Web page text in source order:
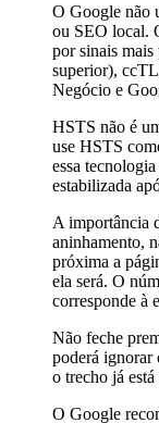
O Google não
ou SEO local.
por sinais
superior),
Negócio e
HSTS não é
use HSTS
essa
estabilizada
A importância
aninhamento,
próxima a
ela será. O
corresponde à
Não feche
poderá ignorar
o trecho já
O Google